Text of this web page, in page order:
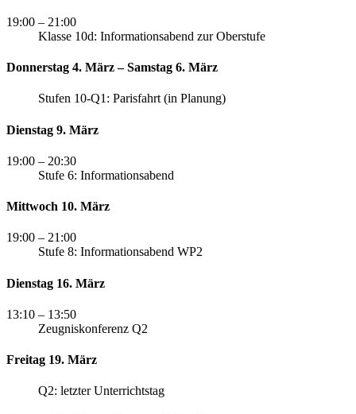
19:00 – 21:00
Klasse 10d: Informationsabend zur Oberstufe
Donnerstag 4. März – Samstag 6. März
Stufen 10-Q1: Parisfahrt (in Planung)
Dienstag 9. März
19:00 – 20:30
Stufe 6: Informationsabend
Mittwoch 10. März
19:00 – 21:00
Stufe 8: Informationsabend WP2
Dienstag 16. März
13:10 – 13:50
Zeugniskonferenz Q2
Freitag 19. März
Q2: letzter Unterrichtstag